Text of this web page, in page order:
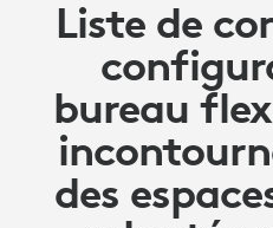
DU
BUREAU
FLEXIBLE
Liste de
bureau
des